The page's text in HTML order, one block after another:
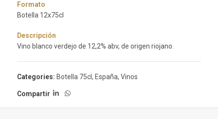
Formato
Botella 12x75cl
Descripción
Vino blanco verdejo de 12,2% abv, de origen riojano.
Categories: Botella 75cl, España, Vinos
Compartir